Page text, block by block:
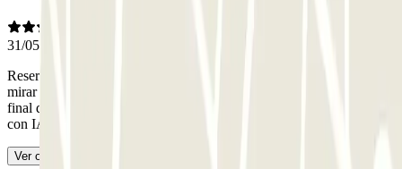
31/05/2026
Reserva de dos semanas. Empleado desagradable que no quería
mirar mi confirmación de pago. Mi matrícula no fue reconocida. Al
final de mi estancia, otra de sus colegas me dejó salir.
con IA
Ver original